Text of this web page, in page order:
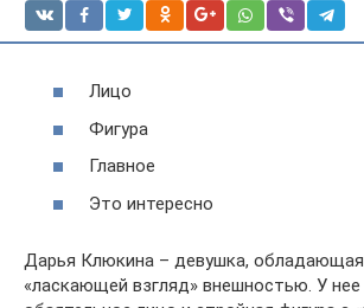
Лицо
Фигура
Главное
Это интересно
Дарья Клюкина – девушка, обладающая
«ласкающей взгляд» внешностью. У